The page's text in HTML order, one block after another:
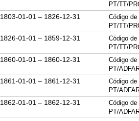
PT/TT/
1803-01-01 – 1826-12-31
Código
PT/TT/
1826-01-01 – 1859-12-31
Código
PT/TT/
1860-01-01 – 1860-12-31
Código
PT/
1861-01-01 – 1861-12-31
Código
PT/
1862-01-01 – 1862-12-31
Código
PT/